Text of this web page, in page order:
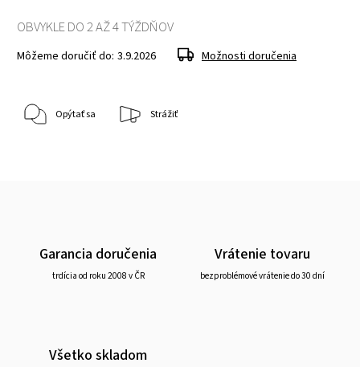
OBVYKLE DO 2 AŽ 4 TÝŽDŇOV
Môžeme doručiť do: 3.9.2026 Možnosti doručenia
Opýtať sa Strážiť
Garancia doručenia
trdícia od roku 2008 v ČR
Vrátenie tovaru
bezproblémové vrátenie do 30 dní
Všetko skladom